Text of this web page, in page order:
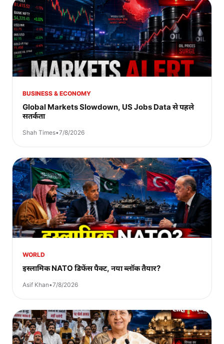
BUSINESS & ECONOMY
Global Markets Slowdown, US Jobs Data से पहले
सतर्कता
Shah Times•7/8/2026
WORLD
इस्लामिक NATO डिफेंस पैक्ट, नया ब्लॉक तैयार?
Asif Khan•7/8/2026